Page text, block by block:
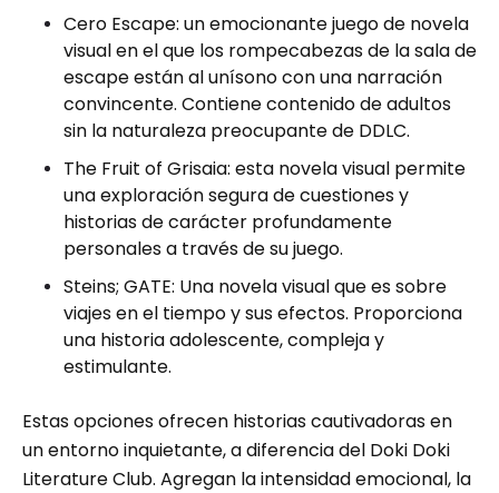
Cero Escape: un emocionante juego de novela
visual en el que los rompecabezas de la sala de
escape están al unísono con una narración
convincente. Contiene contenido de adultos
sin la naturaleza preocupante de DDLC.
The Fruit of Grisaia: esta novela visual permite
una exploración segura de cuestiones y
historias de carácter profundamente
personales a través de su juego.
Steins; GATE: Una novela visual que es sobre
viajes en el tiempo y sus efectos. Proporciona
una historia adolescente, compleja y
estimulante.
Estas opciones ofrecen historias cautivadoras en
un entorno inquietante, a diferencia del Doki Doki
Literature Club. Agregan la intensidad emocional, la